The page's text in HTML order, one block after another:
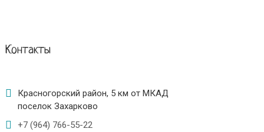
Контакты
Красногорский район, 5 км от МКАД
поселок Захарково
+7 (964) 766-55-22